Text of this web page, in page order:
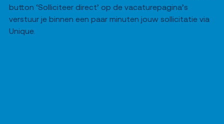
button ‘Solliciteer direct’ op de vacaturepagina’s
verstuur je binnen een paar minuten jouw sollicitatie via
Unique.